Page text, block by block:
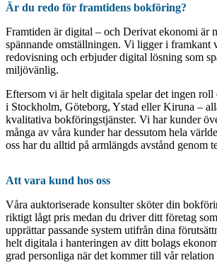
Är du redo för framtidens bokföring?
Framtiden är digital – och Derivat ekonomi är
spännande omställningen. Vi ligger i framkant
redovisning och erbjuder digital lösning som
miljövänlig.
Eftersom vi är helt digitala spelar det ingen
i Stockholm, Göteborg, Ystad eller Kiruna –
kvalitativa bokföringstjänster. Vi har kunder
många av våra kunder har dessutom hela
oss har du alltid på armlängds avstånd genom
Att vara kund hos oss
Våra auktoriserade konsulter sköter din
riktigt lågt pris medan du driver ditt företag
upprättar passande system utifrån dina
helt digitala i hanteringen av ditt bolags
grad personliga när det kommer till vår